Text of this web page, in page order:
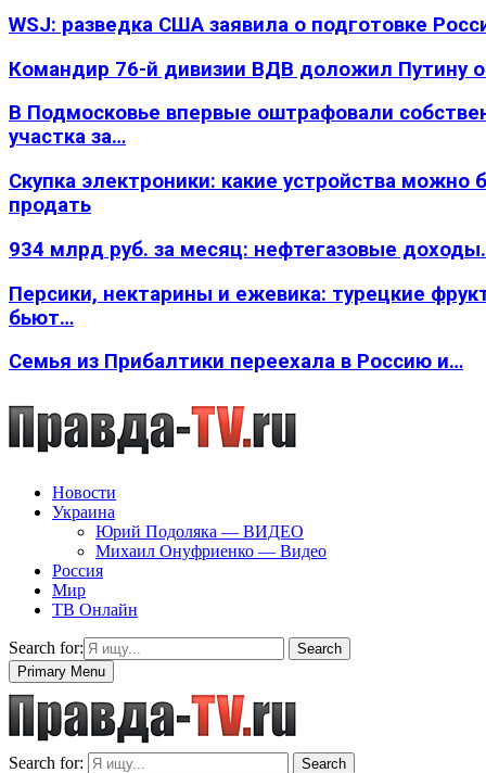
WSJ: разведка США заявила о подготовке
Командир 76-й дивизии ВДВ доложил Путину
В Подмосковье впервые оштрафовали
участка за…
Скупка электроники: какие устройства можно
продать
934 млрд руб. за месяц: нефтегазовые
Персики, нектарины и ежевика: турецкие
бьют…
Семья из Прибалтики переехала в Россию и…
Новости
Украина
Юрий Подоляка — ВИДЕО
Михаил Онуфриенко — Видео
Россия
Мир
ТВ Онлайн
Search for:
Search
Primary Menu
Search for: Search